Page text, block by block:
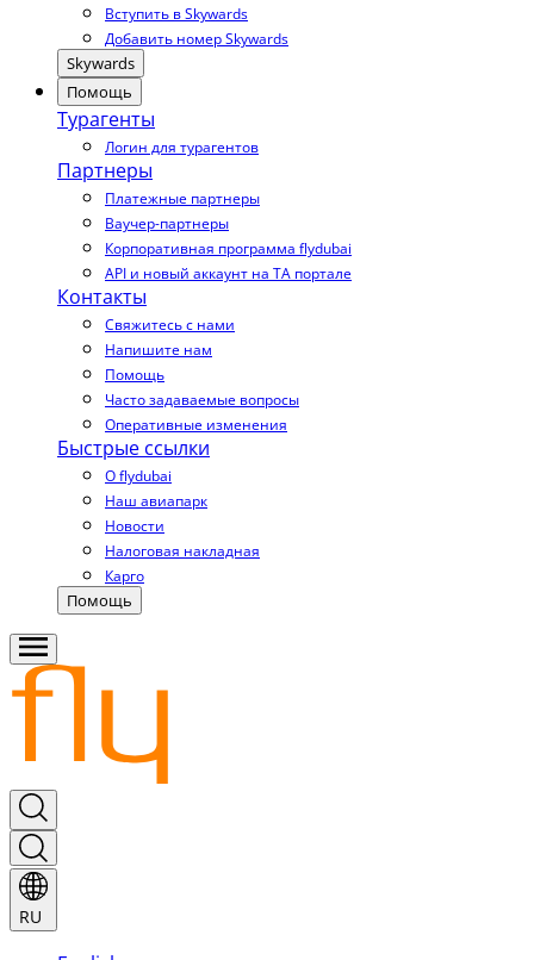
Вступить в Skywards
Добавить номер Skywards
Skywards
Помощь
Турагенты
Логин для турагентов
Партнеры
Платежные партнеры
Ваучер-партнеры
Корпоративная программа flydubai
API и новый аккаунт на TA портале
Контакты
Свяжитесь с нами
Напишите нам
Помощь
Часто задаваемые вопросы
Оперативные изменения
Быстрые ссылки
О flydubai
Наш авиапарк
Новости
Налоговая накладная
Карго
Помощь
RU